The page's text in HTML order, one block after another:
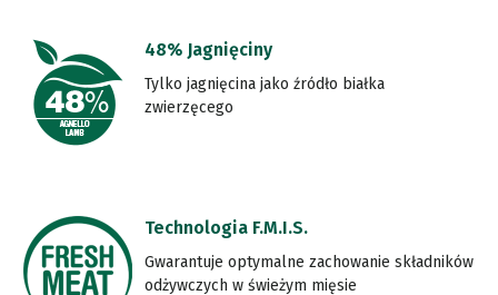
48% Jagnięciny
Tylko jagnięcina jako źródło białka
zwierzęcego
Technologia F.M.I.S.
Gwarantuje optymalne zachowanie składników
odżywczych w świeżym mięsie